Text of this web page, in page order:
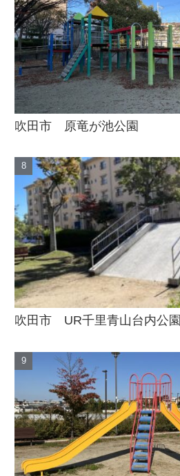
吹田市 原竜が池公園
吹田市 UR千里青山台内公園